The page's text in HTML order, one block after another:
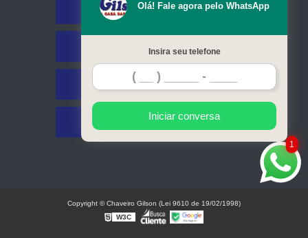
Missão
Serviços
Contato
Mapa do site
1
Olá! Fale agora pelo WhatsApp
Insira seu telefone
Iniciar conversa
Copyright © Chaveiro Gilson (Lei 9610 de 19/02/1998)
W3C